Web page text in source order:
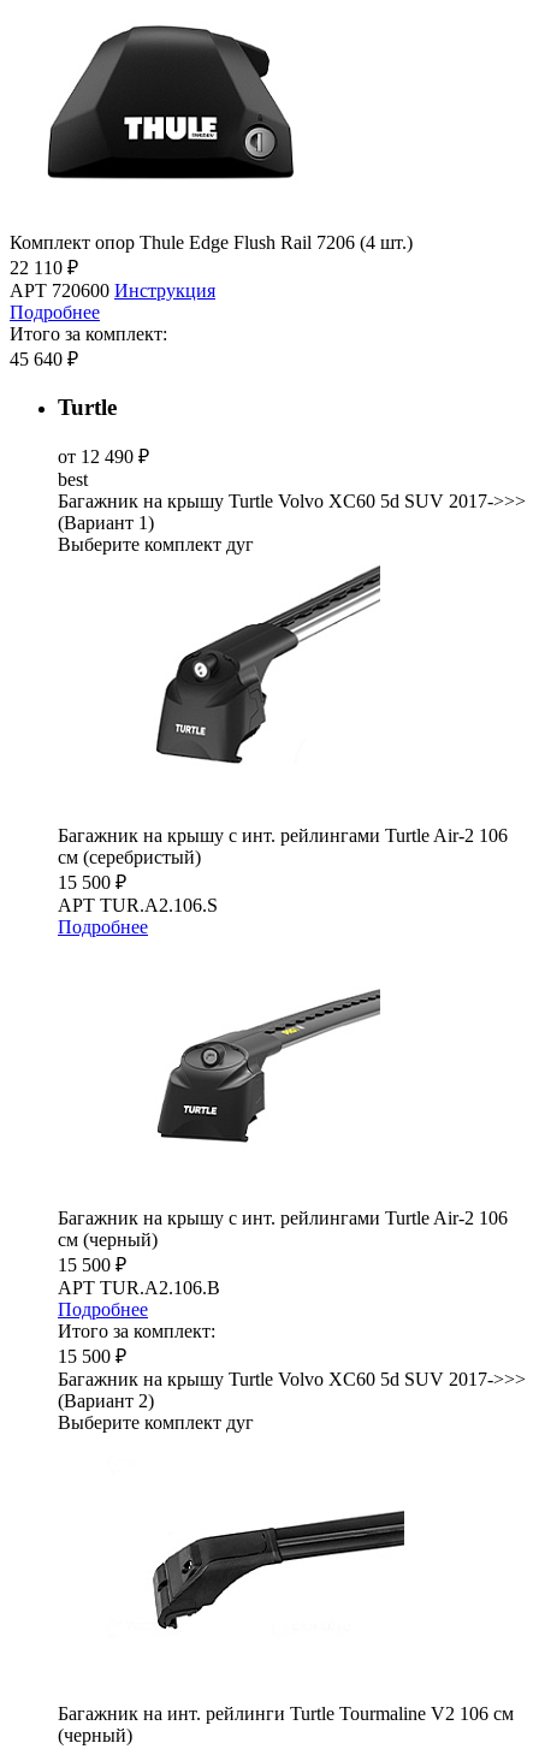
Комплект опор Thule Edge Flush Rail 7206 (4 шт.)
22 110 ₽
АРТ 720600 Инструкция
Подробнее
Итого за комплект:
45 640 ₽
Turtle
от 12 490 ₽
best
Багажник на крышу Turtle Volvo XC60 5d SUV 2017->>>
(Вариант 1)
Выберите комплект дуг
Багажник на крышу с инт. рейлингами Turtle Air-2 106
см (серебристый)
15 500 ₽
АРТ TUR.A2.106.S
Подробнее
Багажник на крышу с инт. рейлингами Turtle Air-2 106
см (черный)
15 500 ₽
АРТ TUR.A2.106.B
Подробнее
Итого за комплект:
15 500 ₽
Багажник на крышу Turtle Volvo XC60 5d SUV 2017->>>
(Вариант 2)
Выберите комплект дуг
Багажник на инт. рейлинги Turtle Tourmaline V2 106 см
(черный)